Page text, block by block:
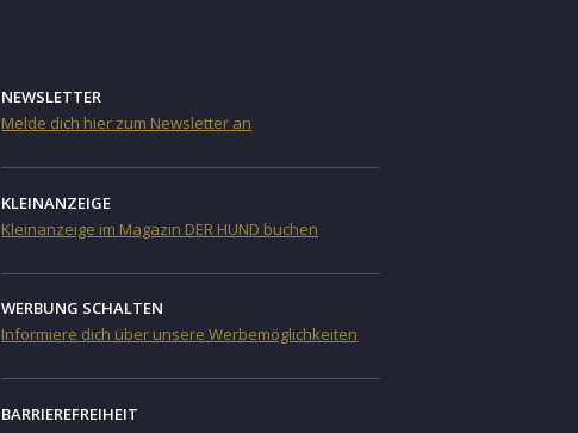
NEWSLETTER
Melde dich hier zum Newsletter an
KLEINANZEIGE
Kleinanzeige im Magazin DER HUND buchen
WERBUNG SCHALTEN
Informiere dich über unsere Werbemöglichkeiten
BARRIEREFREIHEIT